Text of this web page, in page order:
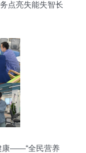
点亮失能失智长
康——“全民营养